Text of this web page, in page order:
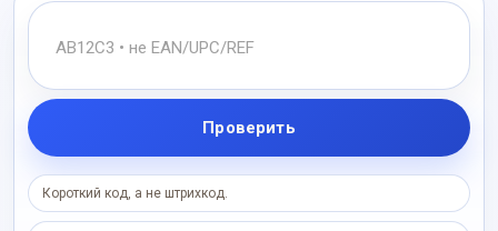
Проверить
Короткий код, а не штрихкод.